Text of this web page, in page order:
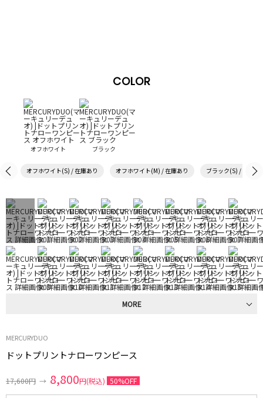
COLOR
オフホワイト ブラック
オフホワイト(S) / 在庫あり オフホワイト(M) / 在庫あり ブラック(S) / 在庫あ
MORE
MERCURYDUO
ドットプリントナローワンピース
17,600円 → 8,800円(税込) 50%OFF